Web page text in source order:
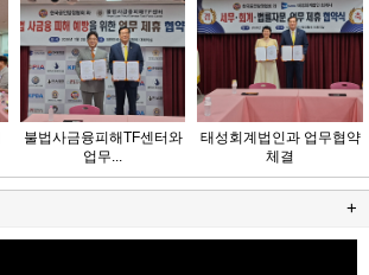
불법사금융피해TF센터와
업무...
태성회계법인과 업무협약
체결
+